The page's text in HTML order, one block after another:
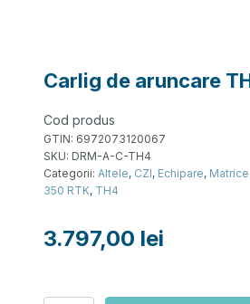
Carlig de aruncare
Cod produs
GTIN: 6972073120067
SKU: DRM-A-C-TH4
Categorii: Altele, CZI, Echipare,
350 RTK, TH4
3.797,00 lei